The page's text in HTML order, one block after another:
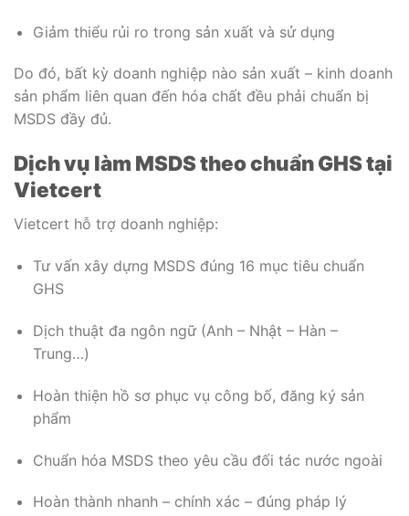
Giảm thiểu rủi ro trong sản xuất và sử dụng
Do đó, bất kỳ doanh nghiệp nào sản xuất – kinh doanh
sản phẩm liên quan đến hóa chất đều phải chuẩn bị
MSDS đầy đủ.
Dịch vụ làm MSDS theo chuẩn GHS tại
Vietcert
Vietcert hỗ trợ doanh nghiệp:
Tư vấn xây dựng MSDS đúng 16 mục tiêu chuẩn
GHS
Dịch thuật đa ngôn ngữ (Anh – Nhật – Hàn –
Trung…)
Hoàn thiện hồ sơ phục vụ công bố, đăng ký sản
phẩm
Chuẩn hóa MSDS theo yêu cầu đối tác nước ngoài
Hoàn thành nhanh – chính xác – đúng pháp lý